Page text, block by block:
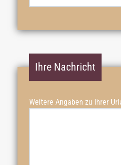
Ihre Nachricht
Weitere Angaben zu Ihrer